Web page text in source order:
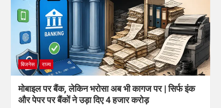
बिजनेस राज्य
मोबाइल पर बैंक, लेकिन भरोसा अब भी कागज पर | सिर्फ इंक
और पेपर पर बैंकों ने उड़ा दिए 4 हजार करोड़